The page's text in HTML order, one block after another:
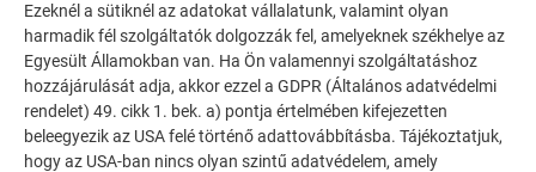
INNEN- ODER AUSSENECKE MIT INTEGRIERTER A
BKANTUNG ALS ABSCHLUSS
ATTIKA-MAUERABDECKUNG:
In diesem Video wird die Ausführung von der Verbindung
mittels Liegefalz und Überschubleiste einer Innen- oder
Ezeknél a sütiknél az adatokat vállalatunk, valamint olyan
harmadik fél szolgáltatók dolgozzák fel, amelyeknek székhelye az
Egyesült Államokban van. Ha Ön valamennyi szolgáltatáshoz
hozzájárulását adja, akkor ezzel a GDPR (Általános adatvédelmi
rendelet) 49. cikk 1. bek. a) pontja értelmében kifejezetten
beleegyezik az USA felé történő adattovábbításba. Tájékoztatjuk,
hogy az USA-ban nincs olyan szintű adatvédelem, amely